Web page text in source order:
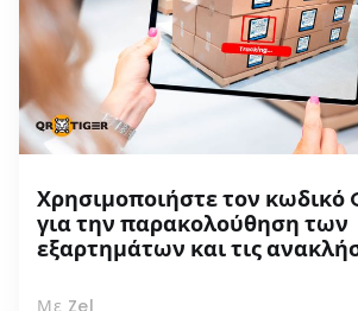
Χρησιμοποιήστε τον κωδικό
για την παρακολούθηση των
εξαρτημάτων και τις
Με Zel